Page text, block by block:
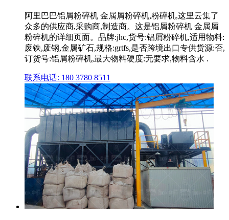
阿里巴巴铝屑粉碎机 金属屑粉碎机,粉碎机,这里云集了
众多的供应商,采购商,制造商。这是铝屑粉碎机 金属屑
粉碎机的详细页面。品牌:jhc,货号:铝屑粉碎机,适用物料:
废铁,废钢,金属矿石,规格:grtfs,是否跨境出口专供货源:否,
订货号:铝屑粉碎机,最大物料硬度:无要求,物料含水 .
联系电话: 180 3780 8511